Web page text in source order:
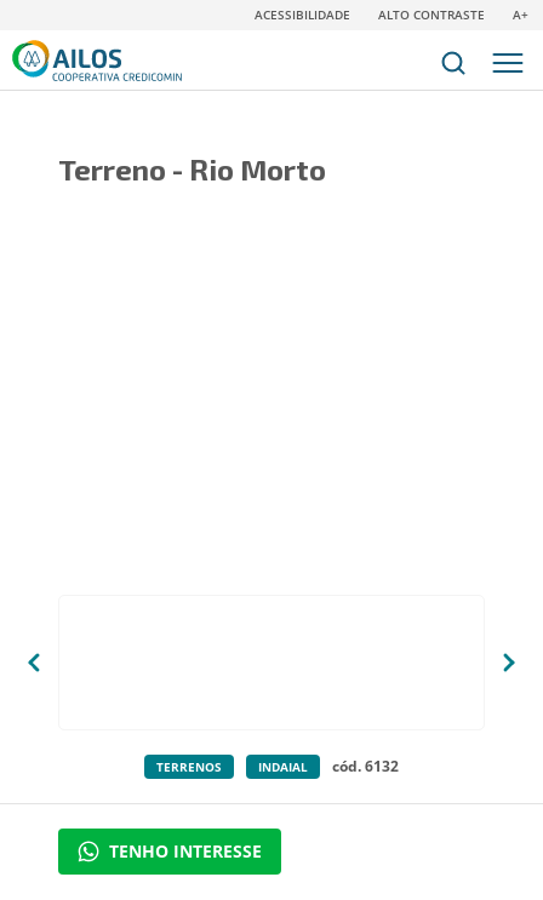
ACESSIBILIDADE ALTO CONTRASTE A+
Terreno - Rio Morto
TERRENOS INDAIAL cód. 6132
TENHO INTERESSE